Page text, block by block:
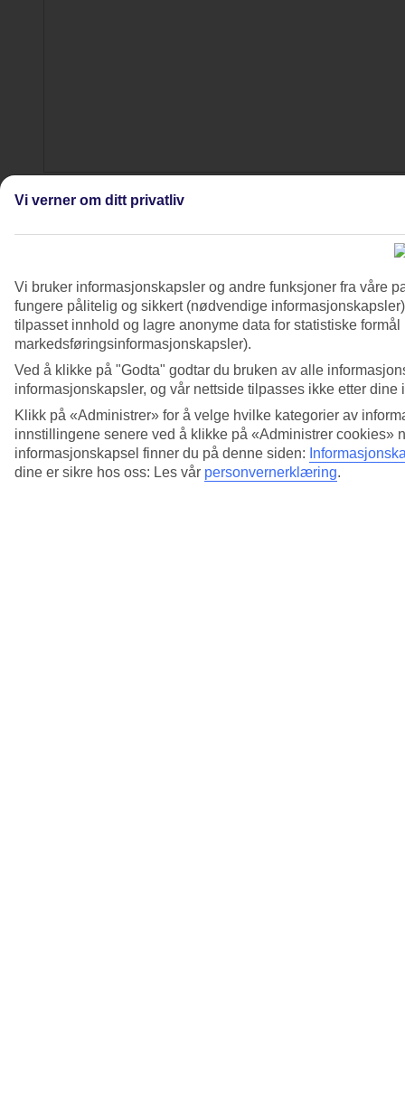
4/8
Vi verner om ditt privatliv
Vi bruker informasjonskapsler og andre funksjoner fra våre
fungere pålitelig og sikkert (nødvendige
tilpasset innhold og lagre anonyme data for statistiske
markedsføringsinformasjonskapsler).
Ved å klikke på "Godta" godtar du bruken av alle
informasjonskapsler, og vår nettside tilpasses ikke etter dine
Klikk på «Administrer» for å velge hvilke kategorier av
innstillingene senere ved å klikke på «Administrer cookies»
informasjonskapsel finner du på denne siden:
dine er sikre hos oss: Les vår personvernerklæring.